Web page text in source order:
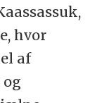
hvor
af